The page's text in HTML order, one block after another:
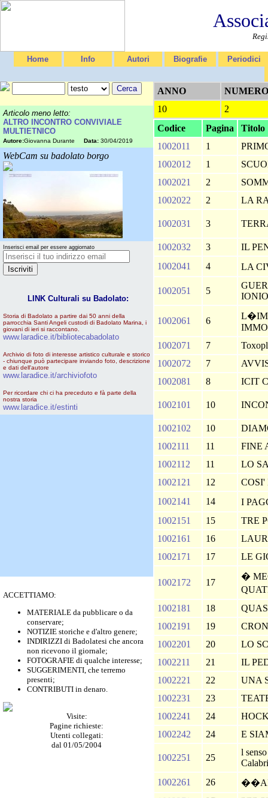
Home Info Autori Biografie Periodici
Articolo meno letto:
ALTRO INCONTRO CONVIVIALE
MULTIETNICO
Autore:Giovanna Durante Data: 30/04/2019
WebCam su badolato borgo
Inserisci email per essere aggiornato
LINK Culturali su Badolato:
Storia di Badolato a partire dai 50 anni della
parrocchia Santi Angeli custodi di Badolato Marina, i
giovani di ieri si raccontano.
www.laradice.it/bibliotecabadolato
Archivio di foto di interesse artistico culturale e storico
- chiunque può partecipare inviando foto, descrizione
e dati dell'autore
www.laradice.it/archiviofoto
Per ricordare chi ci ha preceduto e fà parte della
nostra storia
www.laradice.it/estinti
ACCETTIAMO:
MATERIALE da pubblicare o da
conservare;
NOTIZIE storiche e d'altro genere;
INDIRIZZI di Badolatesi che ancora
non ricevono il giornale;
FOTOGRAFIE di qualche interesse;
SUGGERIMENTI, che terremo
presenti;
CONTRIBUTI in denaro.
Visite:
Pagine richieste:
Utenti collegati:
dal 01/05/2004
ANNO
NUMERO
10
2
Codice
Pagina
Titolo
1002011
1
1002012
1
1002021
2
1002022
2 LA
1002031 3
1002032 3
IL
1002041
4 LA
1002051 5
1002061 6
1002071
7
1002072
7
1002081
8 ICIT
1002101 10
1002102 10
1002111
11
FINE
1002112
11
LO
1002121
12
1002141
14
I
1002151
15
TRE
1002161
16
1002171
17 LE
1002172 17
�
1002181
18
1002191
19
1002201
20
LO
1002211
21
IL
1002221
22
UNA
1002231
23
1002241
24
1002242
24 E
1002251 25
l
1002261
26